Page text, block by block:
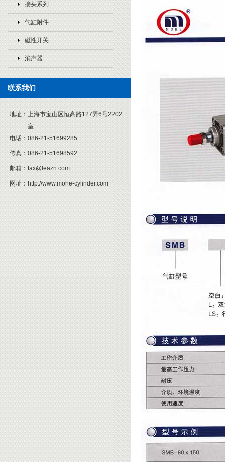
接头系列
气缸附件
磁性开关
消声器
联系我们
地址： 上海市宝山区恒高路127弄6号2202
室
电话： 086-21-51699285
传真： 086-21-51698592
邮箱： fax@leazn.com
网址： http://www.mohe-cylinder.com